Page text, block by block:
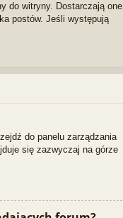
do witryny. Dostarczają one
postów. Jeśli występują
do panelu zarządzania
się zazwyczaj na górze